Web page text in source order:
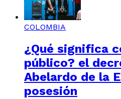
COLOMBIA
¿Qué significa
público? el
Abelardo de la
posesión